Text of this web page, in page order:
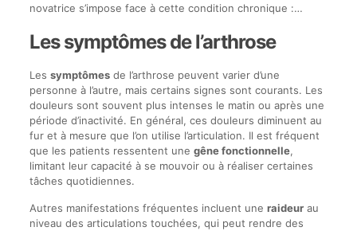
novatrice s’impose face à cette condition chronique :…
Les symptômes de l’arthrose
Les symptômesde l’arthrose peuvent varier d’une
personne à l’autre, mais certains signes sont courants. Les
douleurs sont souvent plus intenses le matin ou après une
période d’inactivité. En général, ces douleurs diminuent au
fur et à mesure que l’on utilise l’articulation. Il est fréquent
que les patients ressentent une gêne fonctionnelle,
limitant leur capacité à se mouvoir ou à réaliser certaines
tâches quotidiennes.
Autres manifestations fréquentes incluent une raideurau
niveau des articulations touchées, qui peut rendre des